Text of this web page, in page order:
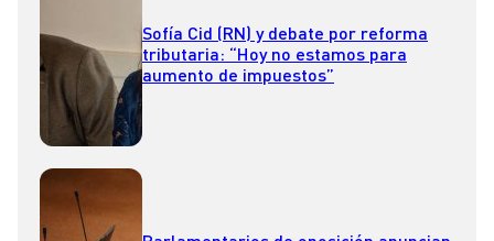
Sofía Cid (RN) y debate por reforma
tributaria: “Hoy no estamos para
aumento de impuestos”